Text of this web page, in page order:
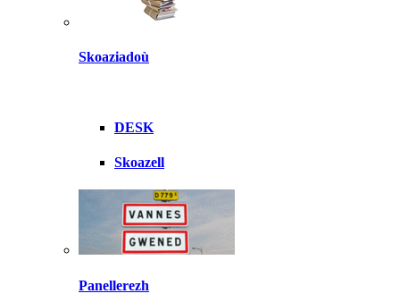
Skoaziadoù
DESK
Skoazell
Panellerezh